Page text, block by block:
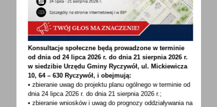
POWRÓT UDOSTĘPNIJ
POPRZEDNI NASTĘPNY
Spodobała Ci się informacja? Zostaw nam swoją opinię
- to dla Ciebie staramy się być najlepsi, a Twoje zdanie
bardzo nam w tym pomoże!
Konsultacje społeczne będą prowadzone w terminie
od dnia od 24 lipca 2026 r. do dnia 21 sierpnia 2026 r.
w siedzibie Urzędu Gminy Ryczywół, ul. Mickiewicza
10, 64 – 630 Ryczywół, i obejmują:
• zbieranie uwag do projektu planu ogólnego w terminie od
dnia 24 lipca 2026 r. do dnia 21 sierpnia 2026 r.;
• zbieranie wniosków i uwag do prognozy oddziaływania na